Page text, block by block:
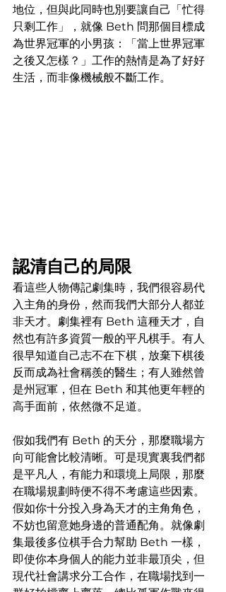
地位，但與此同時也別要讓自己「忙得
只剩工作」，就像 Beth 問那個目標成
為世界冠軍的小男孩：「當上世界冠軍
之後又怎樣？」工作的熱情是為了好好
生活，而非像機械般不斷工作。
認清自己的局限
看這些人物傳記劇集時，我們很容易代
入主角的身份，然而我們大部分人都並
非天才。劇集裡有 Beth 這種天才，自
然也有許多資質一般的平凡棋手。有人
很早知道自己志不在下棋，放棄下棋後
反而成為社會稱羨的醫生；有人雖然曾
是州冠軍，但在 Beth 和其他更年輕的
高手面前，依然微不足道。
假如我們有 Beth 的天分，那麼職場方
向可能會比較清晰。可是現實裏我們都
是平凡人，有能力和環境上局限，那麼
在職場規劃時便不得不考慮這些因素。
假如你十分投入身為天才的主角角色，
不妨也留意她身邊的普通配角。就像劇
集最後多位棋手合力幫助 Beth 一樣，
即使你本身個人的能力並非最頂尖，但
現代社會講求分工合作，在職場找到一